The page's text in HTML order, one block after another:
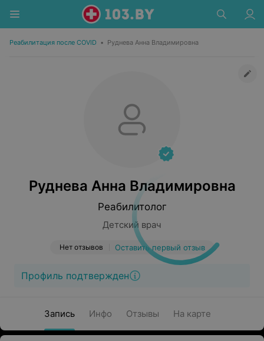
Реабилитация после COVID • Руднева Анна Владимировна
Руднева Анна Владимировна
Реабилитолог
Детский врач
Нет отзывов Оставить первый отзыв
Профиль подтвержден
Запись Инфо Отзывы На карте